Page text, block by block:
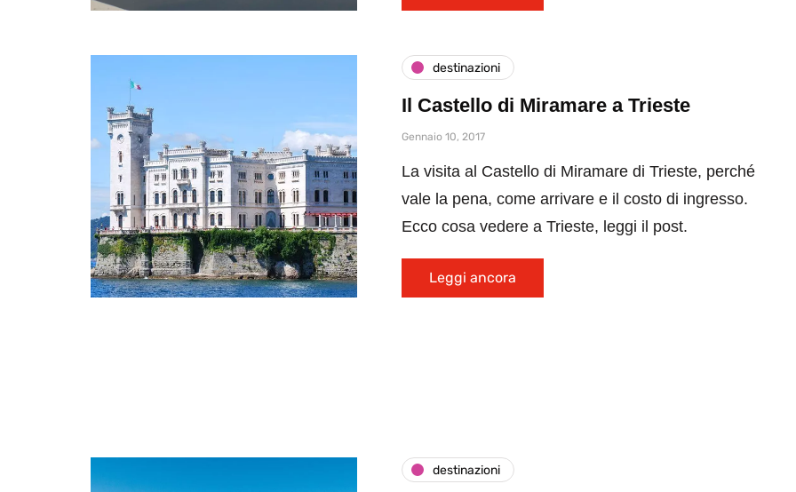
destinazioni
Il Castello di Miramare a Trieste
Gennaio 10, 2017
La visita al Castello di Miramare di Trieste, perché
vale la pena, come arrivare e il costo di ingresso.
Ecco cosa vedere a Trieste, leggi il post.
Leggi ancora
destinazioni